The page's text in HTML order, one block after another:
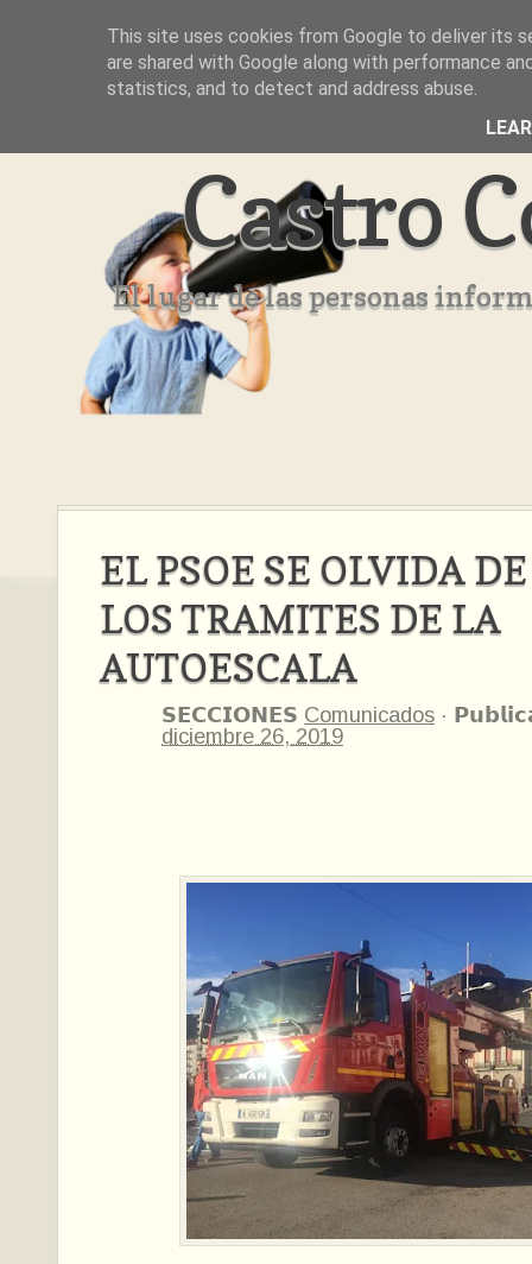
Inicio Aviso Legal Quienes Somos ??
Castro
El lugar de las personas
EL PSOE SE OLVIDA
LOS TRAMITES DE LA
AUTOESCALA
𝗦𝗘𝗖𝗖𝗜𝗢𝗡𝗘𝗦 Comunicados ·
diciembre 26, 2019
This site uses cookies from Google to deliver its
are shared with Google along with performance
statistics, and to detect and address abuse.